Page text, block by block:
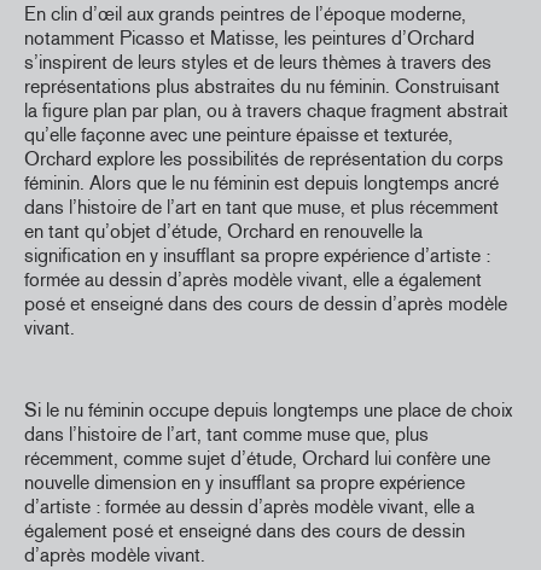
En clin d’œil aux grands peintres de l’époque moderne,
notamment Picasso et Matisse, les peintures d’Orchard
s’inspirent de leurs styles et de leurs thèmes à travers des
représentations plus abstraites du nu féminin. Construisant
la figure plan par plan, ou à travers chaque fragment abstrait
qu’elle façonne avec une peinture épaisse et texturée,
Orchard explore les possibilités de représentation du corps
féminin. Alors que le nu féminin est depuis longtemps ancré
dans l’histoire de l’art en tant que muse, et plus récemment
en tant qu’objet d’étude, Orchard en renouvelle la
signification en y insufflant sa propre expérience d’artiste :
formée au dessin d’après modèle vivant, elle a également
posé et enseigné dans des cours de dessin d’après modèle
vivant.
Si le nu féminin occupe depuis longtemps une place de choix
dans l’histoire de l’art, tant comme muse que, plus
récemment, comme sujet d’étude, Orchard lui confère une
nouvelle dimension en y insufflant sa propre expérience
d’artiste : formée au dessin d’après modèle vivant, elle a
également posé et enseigné dans des cours de dessin
d’après modèle vivant.